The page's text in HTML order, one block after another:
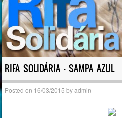
RIFA SOLIDÁRIA – SAMPA AZUL
Posted on 16/03/2015 byadmin